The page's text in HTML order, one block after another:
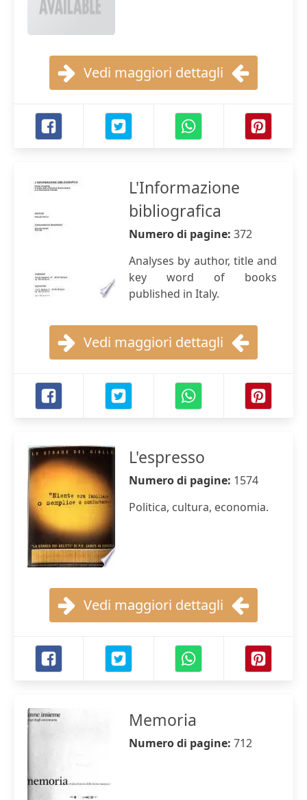
Vedi maggiori dettagli
L'Informazione
bibliografica
Numero di pagine: 372
Analyses by author, title and
key word of books
published in Italy.
Vedi maggiori dettagli
L'espresso
Numero di pagine: 1574
Politica, cultura, economia.
Vedi maggiori dettagli
Memoria
Numero di pagine: 712